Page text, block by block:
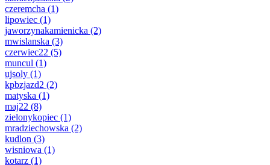
czeremcha (1)
lipowiec (1)
jaworzynakamienicka (2)
mwislanska (3)
czerwiec22 (5)
muncul (1)
ujsoly (1)
kpbzjazd2 (2)
matyska (1)
maj22 (8)
zielonykopiec (1)
mradziechowska (2)
kudlon (3)
wisniowa (1)
kotarz (1)